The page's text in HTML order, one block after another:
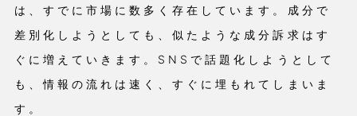
は、すでに市場に数多く存在しています。成分で
差別化しようとしても、似たような成分訴求はす
ぐに増えていきます。SNSで話題化しようとして
も、情報の流れは速く、すぐに埋もれてしまいま
す。